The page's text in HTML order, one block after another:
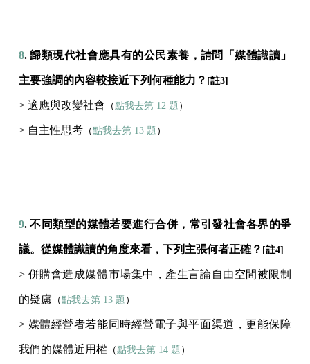
8. 歸類現代社會應具有的公民素養，請問「媒體識讀」
主要強調的內容較接近下列何種能力？ [註3]
> 適應與改變社會 （點我去第 12 題 ）
> 自主性思考 （點我去第 13 題 ）
9. 不同類型的媒體若要進行合併，常引發社會各界的爭
議。從媒體識讀的角度來看，下列主張何者正確？ [註4]
> 併購會造成媒體市場集中，產生言論自由空間被限制
的疑慮 （點我去第 13 題 ）
> 媒體經營者若能同時經營電子與平面渠道，更能保障
我們的媒體近用權 （點我去第 14 題 ）